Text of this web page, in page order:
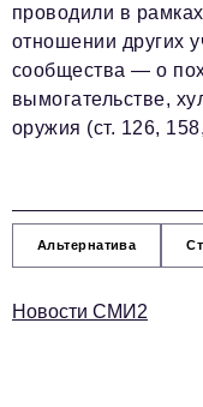
проводили в
отношении других
сообщества — о
вымогательстве,
оружия (ст. 126,
Альтернатива
Новости СМИ2